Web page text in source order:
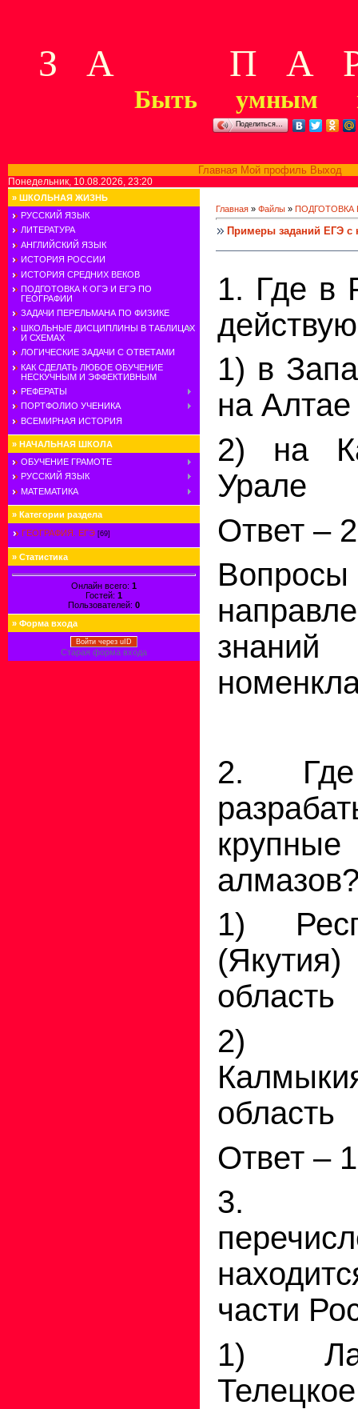
З А П А Р
Быть умным
Поделиться…
Главная Мой профиль Выход
Понедельник, 10.08.2026, 23:20
» ШКОЛЬНАЯ ЖИЗНЬ
РУССКИЙ ЯЗЫК
ЛИТЕРАТУРА
АНГЛИЙСКИЙ ЯЗЫК
ИСТОРИЯ РОССИИ
ИСТОРИЯ СРЕДНИХ ВЕКОВ
ПОДГОТОВКА К ОГЭ И ЕГЭ ПО
ГЕОГРАФИИ
ЗАДАЧИ ПЕРЕЛЬМАНА ПО ФИЗИКЕ
ШКОЛЬНЫЕ ДИСЦИПЛИНЫ В ТАБЛИЦАХ
И СХЕМАХ
ЛОГИЧЕСКИЕ ЗАДАЧИ С ОТВЕТАМИ
КАК СДЕЛАТЬ ЛЮБОЕ ОБУЧЕНИЕ
НЕСКУЧНЫМ И ЭФФЕКТИВНЫМ
РЕФЕРАТЫ
ПОРТФОЛИО УЧЕНИКА
ВСЕМИРНАЯ ИСТОРИЯ
» НАЧАЛЬНАЯ ШКОЛА
ОБУЧЕНИЕ ГРАМОТЕ
РУССКИЙ ЯЗЫК
МАТЕМАТИКА
» Категории раздела
ГЕОГРАФИЯ. ЕГЭ [69]
» Статистика
Онлайн всего: 1
Гостей: 1
Пользователей: 0
» Форма входа
Войти через uID
Старая форма входа
Главная » Файлы » ПОДГОТОВКА
Примеры заданий ЕГЭ с
1. Где в
1) в
на Алтае
2) на
Урале
Ответ –
2.
крупные
1)
область
2)
область
Ответ –
3.
части
1)
Телецкое